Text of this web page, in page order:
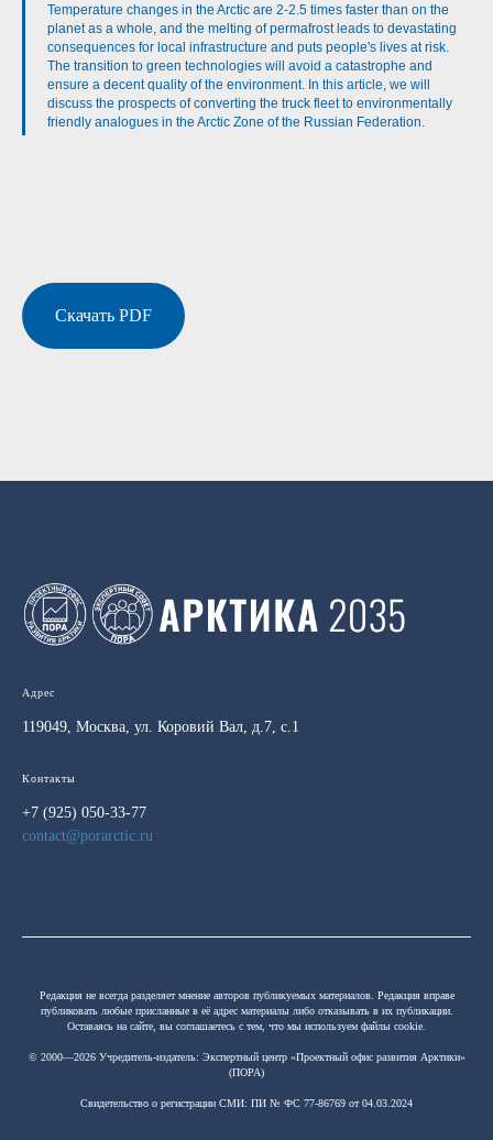
Temperature changes in the Arctic are 2-2.5 times faster than on the
planet as a whole, and the melting of permafrost leads to devastating
consequences for local infrastructure and puts people's lives at risk.
The transition to green technologies will avoid a catastrophe and
ensure a decent quality of the environment. In this article, we will
discuss the prospects of converting the truck fleet to environmentally
friendly analogues in the Arctic Zone of the Russian Federation.
Скачать PDF
Адрес
119049, Москва, ул. Коровий Вал, д.7, с.1
Контакты
+7 (925) 050-33-77
contact@porarctic.ru
Редакция не всегда разделяет мнение авторов публикуемых материалов. Редакция вправе
публиковать любые присланные в её адрес материалы либо отказывать в их публикации.
Оставаясь на сайте, вы соглашаетесь с тем, что мы используем файлы cookie.
© 2000—2026 Учредитель-издатель: Экспертный центр «Проектный офис развития Арктики»
(ПОРА)
Свидетельство о регистрации СМИ: ПИ № ФС 77-86769 от 04.03.2024